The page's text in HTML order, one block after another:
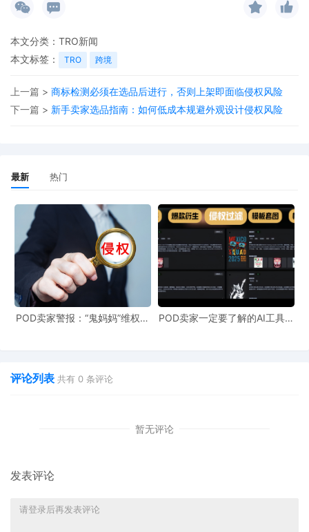
商标侵权
未经授权使用品牌商标或标识
包括跟卖和在listing中使用他人商标
专利侵权
发明专利、外观设计专利侵权
版权画侵权案件占比显著上升
行业现状
专业律所形成完整产业链
批量诉讼模式成为盈利手段
账户异常
本文分类： TRO新闻
本文标签：
TRO 跨境
上一篇 > 商标检测必须在选品后进行，否则上架即面临侵权风险
下一篇 > 新手卖家选品指南：如何低成本规避外观设计侵权风险
最新 热门
POD卖家警报：“鬼妈妈”维权致
POD卖家一定要了解的AI工具，
评论列表 共有 0 条评论
暂无评论
发表评论